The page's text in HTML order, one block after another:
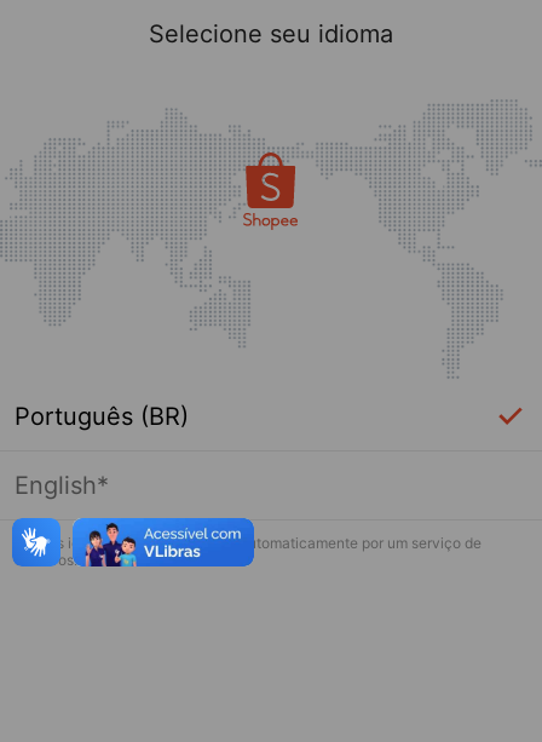
Página indisponível
Desculpe, algo deu errado. Faça login
Selecione seu idioma
Português (BR)
English*
* Esses idiomas serão traduzidos automaticamente por um serviço de
terceiros.